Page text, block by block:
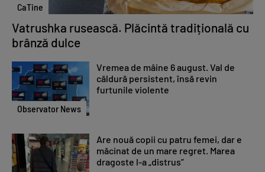
CaTine
Vatrushka rusească. Plăcintă tradițională cu
brânză dulce
Observator News
Vremea de mâine 6 august. Val de
căldură persistent, însă revin
furtunile violente
Are nouă copii cu patru femei, dar e
măcinat de un mare regret. Marea
dragoste l-a „distrus”